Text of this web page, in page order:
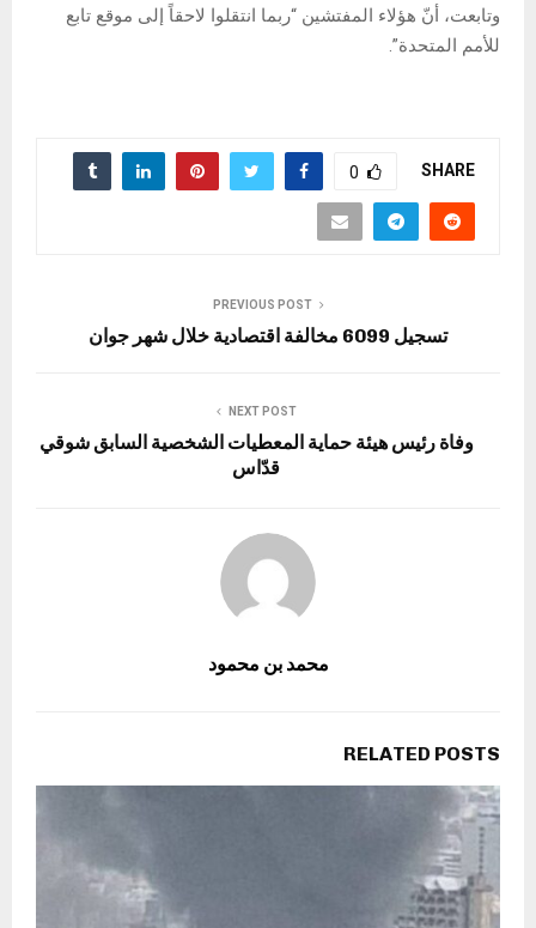
وتابعت، أنّ هؤلاء المفتشين “ربما انتقلوا لاحقاً إلى موقع تابع
للأمم المتحدة”.
SHARE
0
PREVIOUS POST
تسجيل 6099 مخالفة اقتصادية خلال شهر جوان
NEXT POST
وفاة رئيس هيئة حماية المعطيات الشخصية السابق شوقي
قدّاس
محمد بن محمود
RELATED POSTS